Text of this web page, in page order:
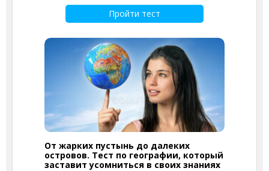
Пройти тест
От жарких пустынь до далеких
островов. Тест по географии, который
заставит усомниться в своих знаниях